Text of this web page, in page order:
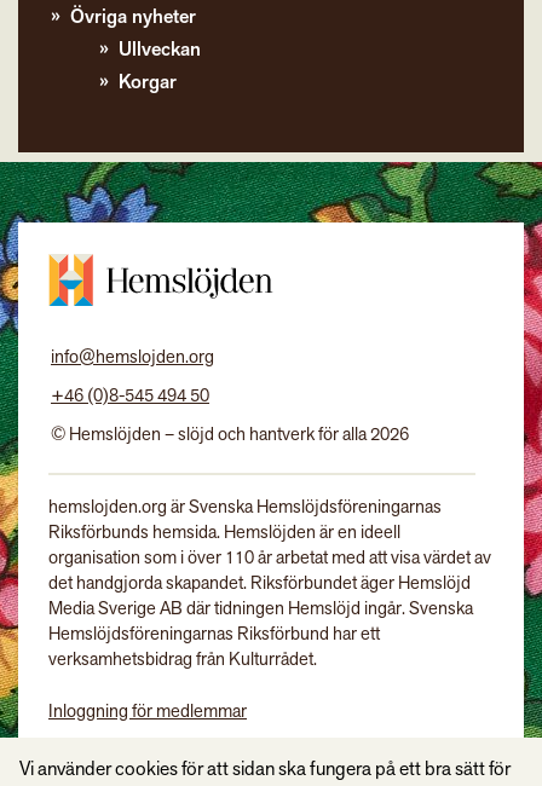
Övriga nyheter
Ullveckan
Korgar
info@hemslojden.org
+46 (0)8-545 494 50
© Hemslöjden – slöjd och hantverk för alla 2026
hemslojden.org är Svenska Hemslöjdsföreningarnas
Riksförbunds hemsida. Hemslöjden är en ideell
organisation som i över 110 år arbetat med att visa värdet av
det handgjorda skapandet. Riksförbundet äger Hemslöjd
Media Sverige AB där tidningen Hemslöjd ingår. Svenska
Hemslöjdsföreningarnas Riksförbund har ett
verksamhetsbidrag från Kulturrådet.
Inloggning för medlemmar
Vi använder cookies för att sidan ska fungera på ett bra sätt för